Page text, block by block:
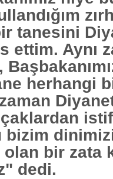
tanesini
ettim. Aynı
herhangi
bizim
bir zata
dedi.